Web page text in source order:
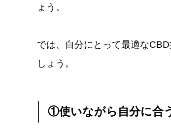
ょう。
では、自分にとって最適な
しょう。
①使いながら自分に合